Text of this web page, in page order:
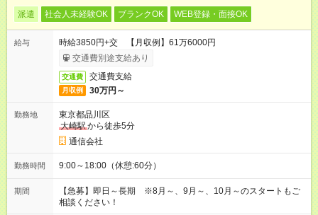
派遣 社会人未経験OK ブランクOK WEB登録・面接OK
給与
時給3850円+交 【月収例】61万6000円
交通費別途支給あり
交通費 交通費支給
月収例 30万円～
勤務地
東京都品川区
大崎駅から徒歩5分
通信会社
勤務時間 9:00～18:00（休憩:60分）
期間
【急募】即日～長期 ※8月～、9月～、10月～のスタートもご
相談ください！